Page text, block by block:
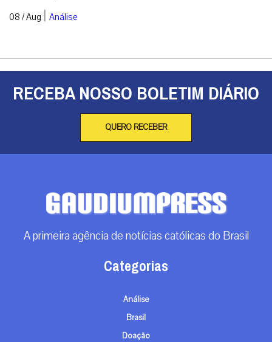
08 / Aug | Análise
RECEBA NOSSO BOLETIM DIÁRIO
QUERO RECEBER
A primeira agência de notícias católicas do Brasil
Categorias
Análise
Brasil
Doação